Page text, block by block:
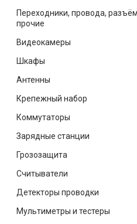
Переходники, провода,
прочие
Видеокамеры
Шкафы
Антенны
Крепежный набор
Коммутаторы
Зарядные станции
Грозозащита
Считыватели
Детекторы проводки
Мультиметры и тестеры